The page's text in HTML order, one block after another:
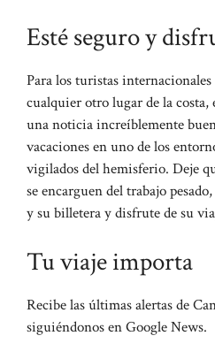
Esté seguro y
Para los turistas
cualquier otro lugar de la costa,
una noticia increíblemente
vacaciones en uno de los
vigilados del hemisferio. Deje
se encarguen del trabajo
y su billetera y disfrute de su
Tu viaje importa
Recibe las últimas alertas de
siguiéndonos en Google News.